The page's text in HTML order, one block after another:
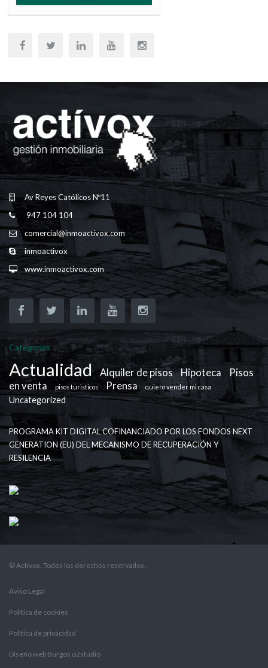
Av Reyes Católicos Nº11
947 104 104
comercial@inmoactivox.com
inmoactivox
www.inmoactivox.com
Categorías
Actualidad Alquiler de pisos Hipoteca
Pisos
en venta
pisos turisticos Prensa quiero vender mi casa
Uncategorized
PROGRAMA KIT DIGITAL COFINANCIADO POR LOS FONDOS NEXT
GENERATION (EU) DEL MECANISMO DE RECUPERACIÓN Y
RESILENCIA
© Activox. Todos los derechos reservados.
Aviso Legal
Política de cookies
Política de privacidad
Diseño web Burgos o2studio